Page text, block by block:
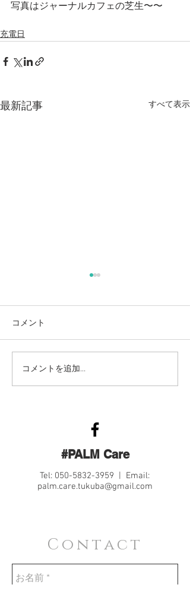
写真はジャーナルカフェの芝生〜〜
充電日
最新記事 すべて表示
コメント
コメントを追加…
#PALM Care
Tel: 050-5832-3959 | Email:
palm.care.tukuba@gmail.com
Contact